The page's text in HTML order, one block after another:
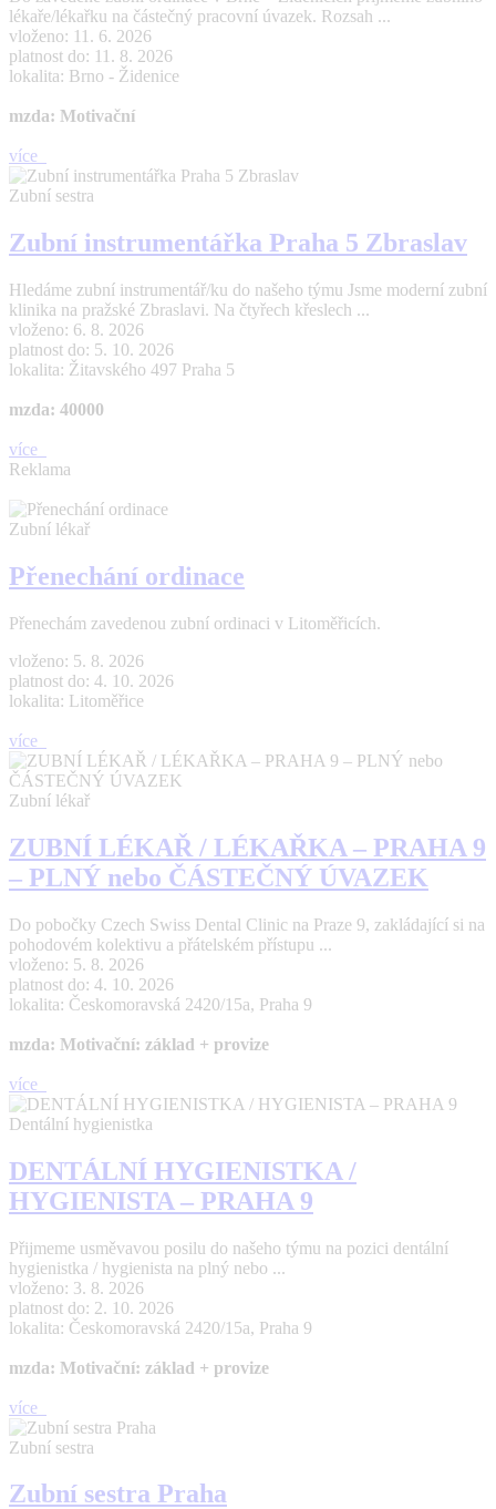
lékaře/lékařku na částečný pracovní úvazek. Rozsah ...
vloženo: 11. 6. 2026
platnost do: 11. 8. 2026
lokalita: Brno - Židenice
mzda: Motivační
více
Zubní sestra
Zubní instrumentářka Praha 5 Zbraslav
Hledáme zubní instrumentář/ku do našeho týmu Jsme moderní zubní
klinika na pražské Zbraslavi. Na čtyřech křeslech ...
vloženo: 6. 8. 2026
platnost do: 5. 10. 2026
lokalita: Žitavského 497 Praha 5
mzda: 40000
více
Reklama
Zubní lékař
Přenechání ordinace
Přenechám zavedenou zubní ordinaci v Litoměřicích.
vloženo: 5. 8. 2026
platnost do: 4. 10. 2026
lokalita: Litoměřice
více
Zubní lékař
ZUBNÍ LÉKAŘ / LÉKAŘKA – PRAHA 9
– PLNÝ nebo ČÁSTEČNÝ ÚVAZEK
Do pobočky Czech Swiss Dental Clinic na Praze 9, zakládající si na
pohodovém kolektivu a přátelském přístupu ...
vloženo: 5. 8. 2026
platnost do: 4. 10. 2026
lokalita: Českomoravská 2420/15a, Praha 9
mzda: Motivační: základ + provize
více
Dentální hygienistka
DENTÁLNÍ HYGIENISTKA /
HYGIENISTA – PRAHA 9
Přijmeme usměvavou posilu do našeho týmu na pozici dentální
hygienistka / hygienista na plný nebo ...
vloženo: 3. 8. 2026
platnost do: 2. 10. 2026
lokalita: Českomoravská 2420/15a, Praha 9
mzda: Motivační: základ + provize
více
Zubní sestra
Zubní sestra Praha